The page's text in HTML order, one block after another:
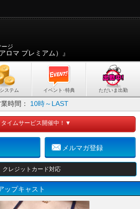
ージ
ロマ プレミアム）』
ステム イベント･特典 ただいま出勤
時間： 10時～LAST
タイムサービス開催中！▼
メルマガ登録
クレジットカード対応
ップキャスト